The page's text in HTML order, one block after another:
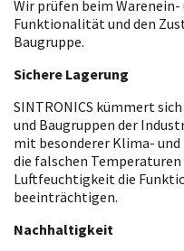
Wir prüfen beim
Funktionalität und den
Baugruppe.
Sichere Lagerung
SINTRONICS kümmert
und Baugruppen der
mit besonderer Klima-
die falschen Temperaturen
Luftfeuchtigkeit die
beeinträchtigen.
Nachhaltigkeit